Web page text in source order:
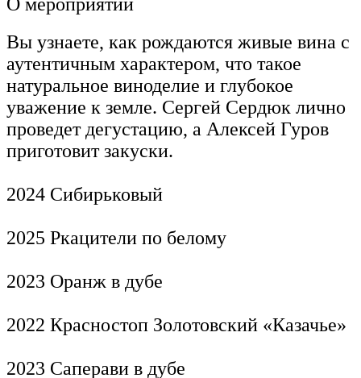
Вы узнаете, как рождаются живые вина с
аутентичным характером, что такое
натуральное виноделие и глубокое
уважение к земле. Сергей Сердюк лично
проведет дегустацию, а Алексей Гуров
приготовит закуски.
2024 Сибирьковый
2025 Ркацители по белому
2023 Оранж в дубе
2022 Красностоп Золотовский «Казачье»
2023 Саперави в дубе